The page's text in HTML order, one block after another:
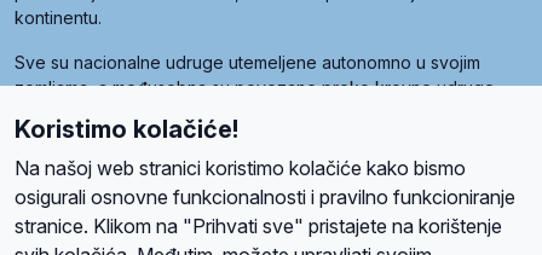
kontinentu.
Sve su nacionalne udruge utemeljene autonomno u svojim
zemljama, a međusobna su povezane preko krovne udruge
Radio Maria). Svjetsku obitelj utemeljilo je sedam članica, među
kojima je i hrvatska Udruga Radio Marija.
Koristimo kolačiće!
Na našoj web stranici koristimo kolačiće kako bismo
osigurali osnovne funkcionalnosti i pravilno funkcioniranje
stranice. Klikom na "Prihvati sve" pristajete na korištenje